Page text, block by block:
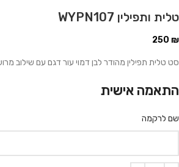
טלית ותפילין WYPN107
250 ₪
סט טלית תפילין מהודר לבן דמוי עור דגם עם שילוב
התאמה אישית
שם לרקמה